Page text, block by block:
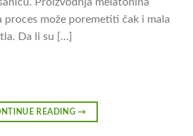
Proizvodnja melatonina
proces može poremetiti čak i mala
Da li su […]
READING→